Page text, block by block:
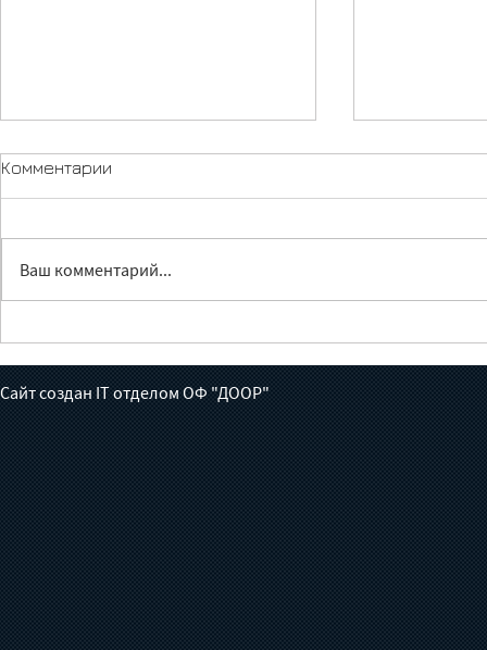
на себя борьбу с
туберкулезом?
толгон
Комментарии
Ваш комментарий...
Сайт создан IT отделом ОФ "ДООР"